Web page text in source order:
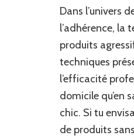
Dans l’univers
l’adhérence, la
produits
techniques
l’efficacité
domicile qu’en
chic. Si tu
de produits